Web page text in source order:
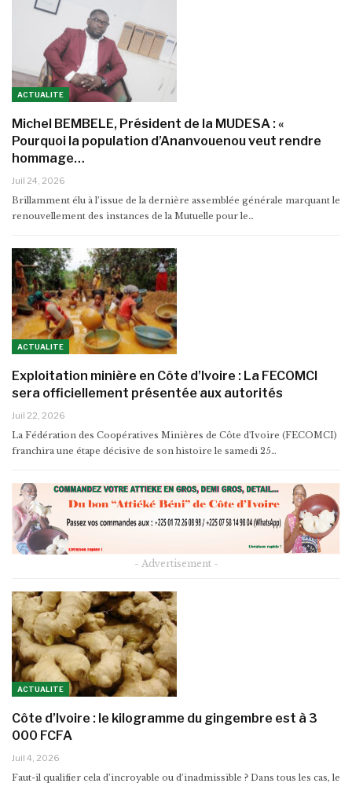
ACTUALITE
Michel BEMBELE, Président de la MUDESA : «
Pourquoi la population d’Ananvouenou veut rendre
hommage…
Juil 24, 2026
Brillamment élu à l’issue de la dernière assemblée générale marquant le
renouvellement des instances de la Mutuelle pour le…
ACTUALITE
Exploitation minière en Côte d’Ivoire : La FECOMCI
sera officiellement présentée aux autorités
Juil 22, 2026
La Fédération des Coopératives Minières de Côte d'Ivoire (FECOMCI)
franchira une étape décisive de son histoire le samedi 25…
- Advertisement -
ACTUALITE
Côte d’Ivoire : le kilogramme du gingembre est à 3
000 FCFA
Juil 4, 2026
Faut-il qualifier cela d’incroyable ou d’inadmissible ? Dans tous les cas, le